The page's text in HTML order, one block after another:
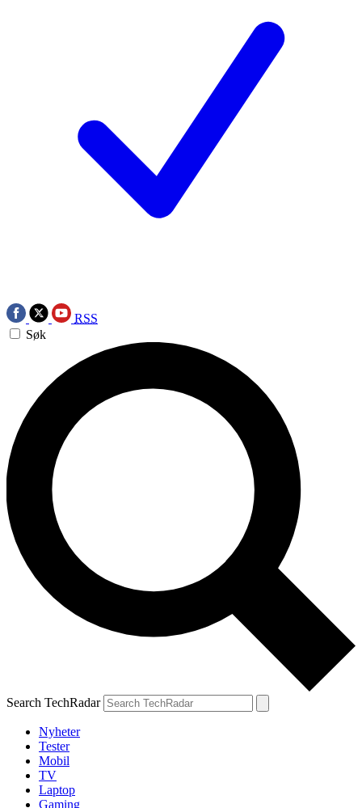
RSS
Søk
Search TechRadar
Nyheter
Tester
Mobil
TV
Laptop
Gaming